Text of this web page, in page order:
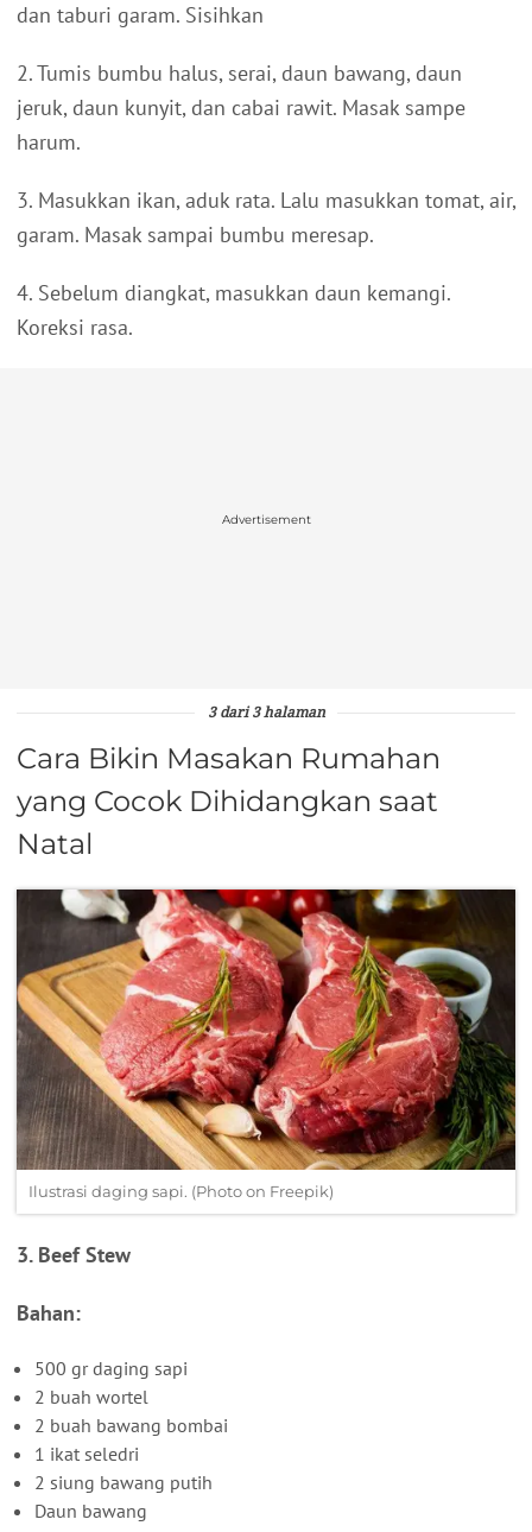
dan taburi garam. Sisihkan
2. Tumis bumbu halus, serai, daun bawang, daun
jeruk, daun kunyit, dan cabai rawit. Masak sampe
harum.
3. Masukkan ikan, aduk rata. Lalu masukkan tomat, air,
garam. Masak sampai bumbu meresap.
4. Sebelum diangkat, masukkan daun kemangi.
Koreksi rasa.
Advertisement
3 dari 3 halaman
Cara Bikin Masakan Rumahan
yang Cocok Dihidangkan saat
Natal
Ilustrasi daging sapi. (Photo on Freepik)
3. Beef Stew
Bahan:
500 gr daging sapi
2 buah wortel
2 buah bawang bombai
1 ikat seledri
2 siung bawang putih
Daun bawang